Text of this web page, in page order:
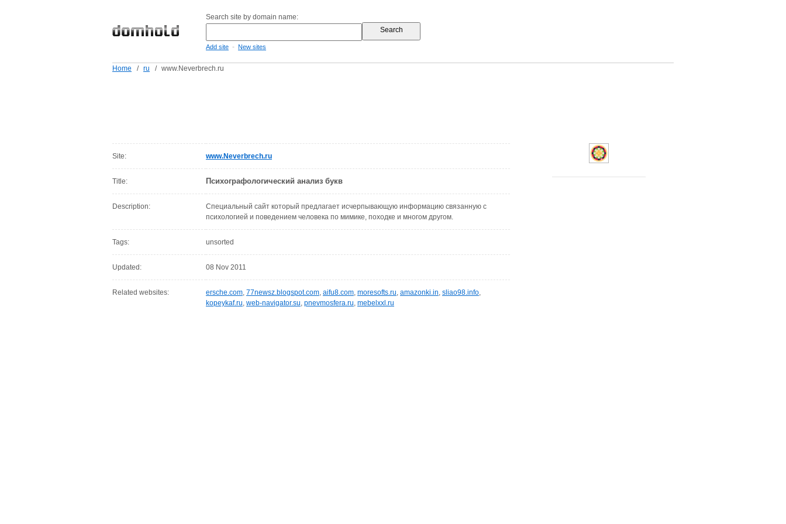
Search site by domain name:
Add site - New sites
Home / ru / www.Neverbrech.ru
Site: www.Neverbrech.ru
Title: Психографологический анализ букв
Description:
Специальный сайт который предлагает исчерпывающую информацию связанную с
психологией и поведением человека по мимике, походке и многом другом.
Tags: unsorted
Updated: 08 Nov 2011
Related websites: ersche.com, 77newsz.blogspot.com, aifu8.com, moresofts.ru, amazonki.in, sliao98.info,
kopeykaf.ru, web-navigator.su, pnevmosfera.ru, mebelxxl.ru